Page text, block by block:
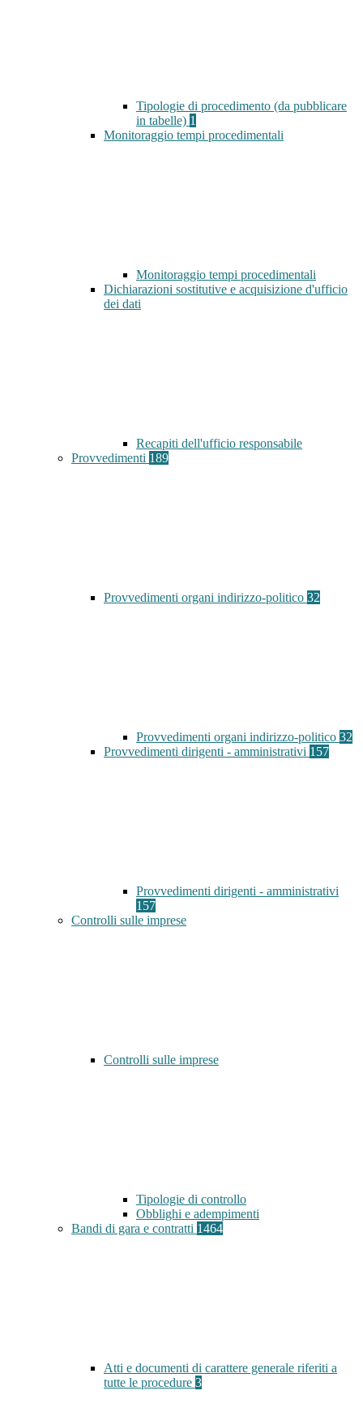
Tipologie di procedimento (da pubblicare
in tabelle) 1
Monitoraggio tempi procedimentali
Monitoraggio tempi procedimentali
Dichiarazioni sostitutive e acquisizione d'ufficio
dei dati
Recapiti dell'ufficio responsabile
Provvedimenti 189
Provvedimenti organi indirizzo-politico 32
Provvedimenti organi indirizzo-politico 32
Provvedimenti dirigenti - amministrativi 157
Provvedimenti dirigenti - amministrativi
157
Controlli sulle imprese
Controlli sulle imprese
Tipologie di controllo
Obblighi e adempimenti
Bandi di gara e contratti 1464
Atti e documenti di carattere generale riferiti a
tutte le procedure 3